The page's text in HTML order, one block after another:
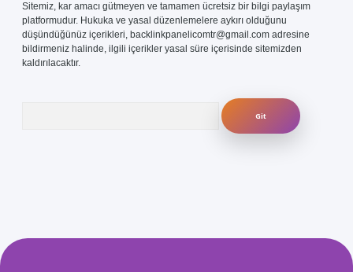
Sitemiz, kar amacı gütmeyen ve tamamen ücretsiz bir bilgi paylaşım
platformudur. Hukuka ve yasal düzenlemelere aykırı olduğunu
düşündüğünüz içerikleri, backlinkpanelicomtr@gmail.com adresine
bildirmeniz halinde, ilgili içerikler yasal süre içerisinde sitemizden
kaldırılacaktır.